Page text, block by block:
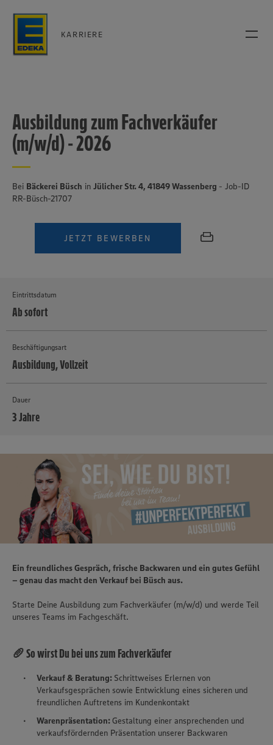
KARRIERE
Ausbildung zum Fachverkäufer
(m/w/d) - 2026
Bei Bäckerei Büsch in Jülicher Str. 4, 41849 Wassenberg - Job-ID
RR-Büsch-21707
JETZT BEWERBEN
Eintrittsdatum
Ab sofort
Beschäftigungsart
Ausbildung, Vollzeit
Dauer
3 Jahre
Ein freundliches Gespräch, frische Backwaren und ein gutes Gefühl
– genau das macht den Verkauf bei Büsch aus.
Starte Deine Ausbildung zum Fachverkäufer (m/w/d) und werde Teil
unseres Teams im Fachgeschäft.
🥖 So wirst Du bei uns zum Fachverkäufer
Verkauf & Beratung: Schrittweises Erlernen von
Verkaufsgesprächen sowie Entwicklung eines sicheren und
freundlichen Auftretens im Kundenkontakt
Warenpräsentation:Gestaltung einer ansprechenden und
verkaufsfördernden Präsentation unserer Backwaren